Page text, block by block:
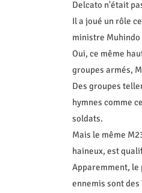
Delcato n'était
Il a joué un rôle
ministre Muhindo
Oui, ce même
groupes armés,
Des groupes
hymnes comme
soldats.
Mais le même
haineux, est
Apparemment, le
ennemis sont des